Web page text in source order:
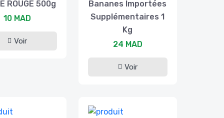
ROUGE 500g
10 MAD
Voir
Bananes Importées
Supplémentaires 1
Kg
24 MAD
Voir